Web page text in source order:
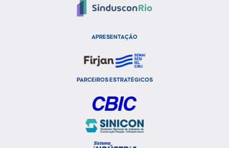
APRESENTAÇÃO
PARCEIROS ESTRATÉGICOS